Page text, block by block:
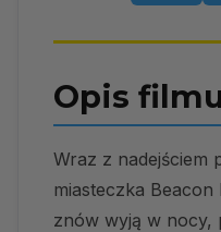
Opis
Wraz z nadejściem
miasteczka
znów wyją w nocy,